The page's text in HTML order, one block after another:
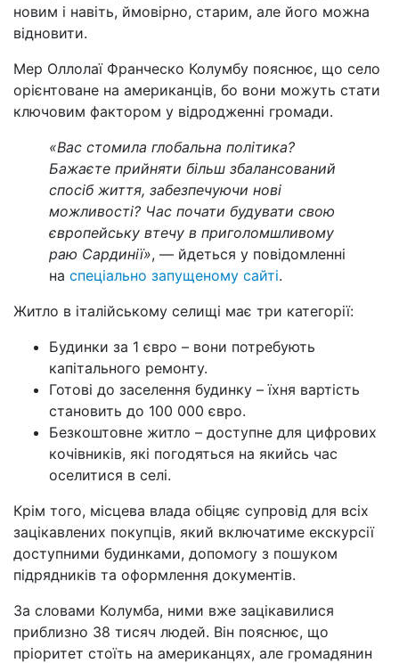
новим і навіть, ймовірно, старим, але його можна
відновити.
Мер Оллолаї Франческо Колумбу пояснює, що село
орієнтоване на американців, бо вони можуть стати
ключовим фактором у відродженні громади.
«Вас стомила глобальна політика?
Бажаєте прийняти більш збалансований
спосіб життя, забезпечуючи нові
можливості? Час почати будувати свою
європейську втечу в приголомшливому
раю Сардинії», — йдеться у повідомленні
на спеціально запущеному сайті.
Житло в італійському селищі має три категорії:
Будинки за 1 євро – вони потребують
капітального ремонту.
Готові до заселення будинку – їхня вартість
становить до 100 000 євро.
Безкоштовне житло – доступне для цифрових
кочівників, які погодяться на якийсь час
оселитися в селі.
Крім того, місцева влада обіцяє супровід для всіх
зацікавлених покупців, який включатиме екскурсії
доступними будинками, допомогу з пошуком
підрядників та оформлення документів.
За словами Колумба, ними вже зацікавилися
приблизно 38 тисяч людей. Він пояснює, що
пріоритет стоїть на американцях, але громадянин